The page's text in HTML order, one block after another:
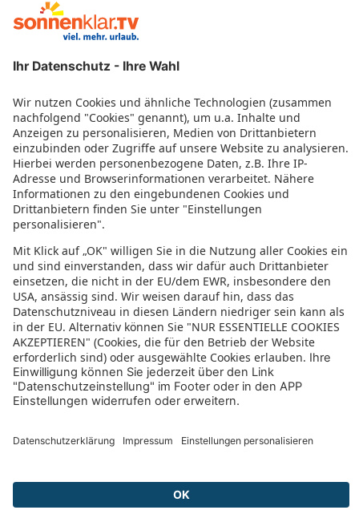
Telefon*
Sie erhalten an Ihre oben genannte Emailadresse eine
unverschlüsselte Bestätigungs-Email, bei der sämtliche Ihrer
Angaben wiedergegeben werden.
JETZT ABSENDEN
Bevor Sie Ihre Anfrage versenden,
können diese Fragen & Antworten
hilfreich sein:
Wie kann ich meine Urlaubsreise bezahlen?